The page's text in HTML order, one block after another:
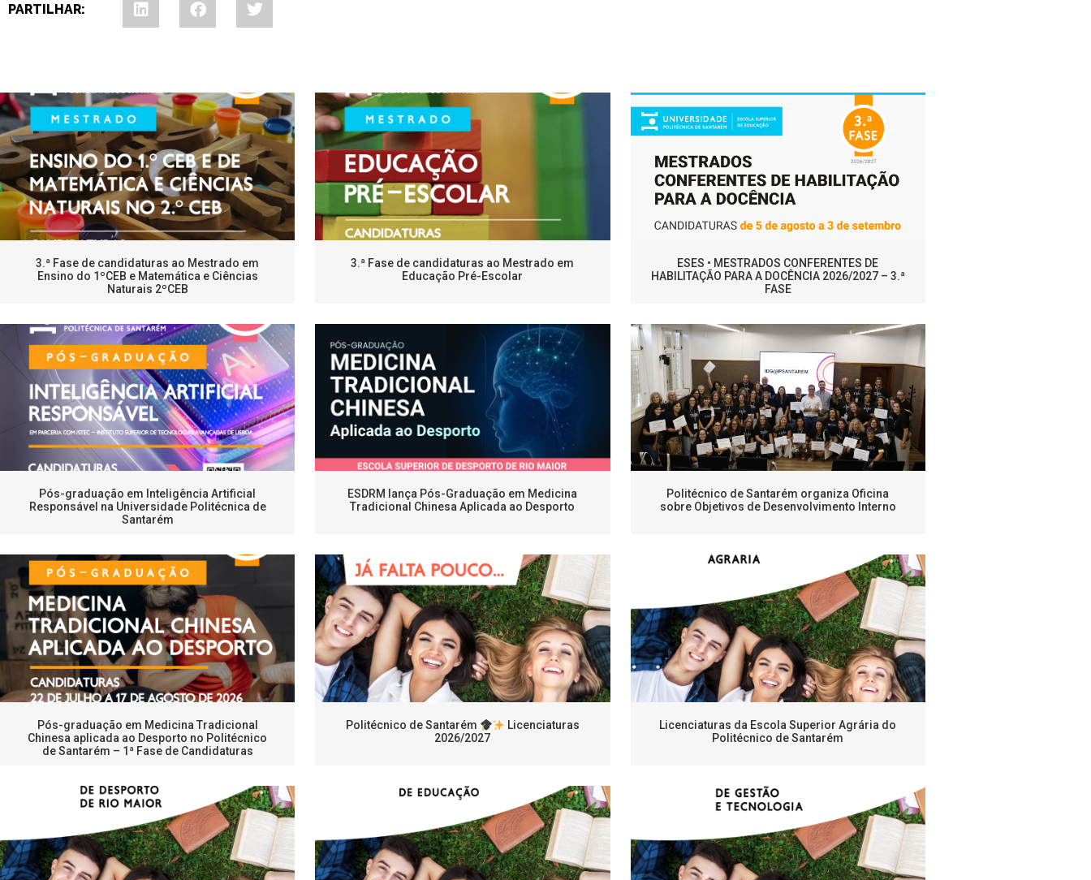
PARTILHAR:
3.ª Fase de candidaturas ao Mestrado em
Ensino do 1ºCEB e Matemática e Ciências
Naturais 2ºCEB
3.ª Fase de candidaturas ao Mestrado em
Educação Pré-Escolar
ESES • MESTRADOS CONFERENTES DE
HABILITAÇÃO PARA A DOCÊNCIA 2026/2027 – 3.ª
FASE
Pós-graduação em Inteligência Artificial
Responsável na Universidade Politécnica de
Santarém
ESDRM lança Pós-Graduação em Medicina
Tradicional Chinesa Aplicada ao Desporto
Politécnico de Santarém organiza Oficina
sobre Objetivos de Desenvolvimento Interno
Pós-graduação em Medicina Tradicional
Chinesa aplicada ao Desporto no Politécnico
de Santarém – 1ª Fase de Candidaturas
Politécnico de Santarém
Licenciaturas
2026/2027
Licenciaturas da Escola Superior Agrária do
Politécnico de Santarém